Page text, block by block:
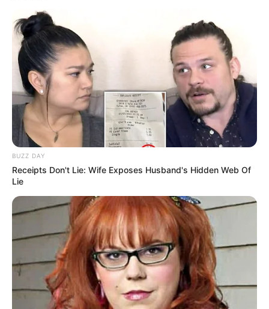
BUZZ DAY
Receipts Don't Lie: Wife Exposes Husband's Hidden Web Of
Lie